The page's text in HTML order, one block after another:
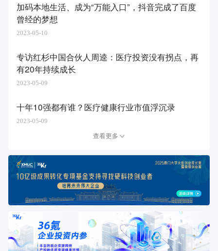
加码本地生活、成为“万能入口”，抖音完成了百度
曾经的梦想
2023-05-10
专访红杉中国合伙人周逵：医疗投资没有拐点，再
有20年持续成长
2023-05-09
十年10强都有谁？医疗健康行业市值浮沉录
2023-05-09
查看更多